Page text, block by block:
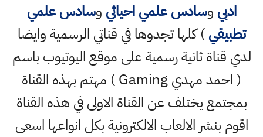
ادبي وسادس علمي احيائي وسادس علمي
تطبيقي) كلها تجدوها في قناتي الرسمية وايضا
لدي قناة ثانية رسمية على موقع اليوتيوب باسم
( احمد مهدي Gaming ) مهتم بهذه القناة
بمجتمع يختلف عن القناة الاولى في هذه القناة
اقوم بنشر الالعاب الالكترونية بكل انواعها اسعى